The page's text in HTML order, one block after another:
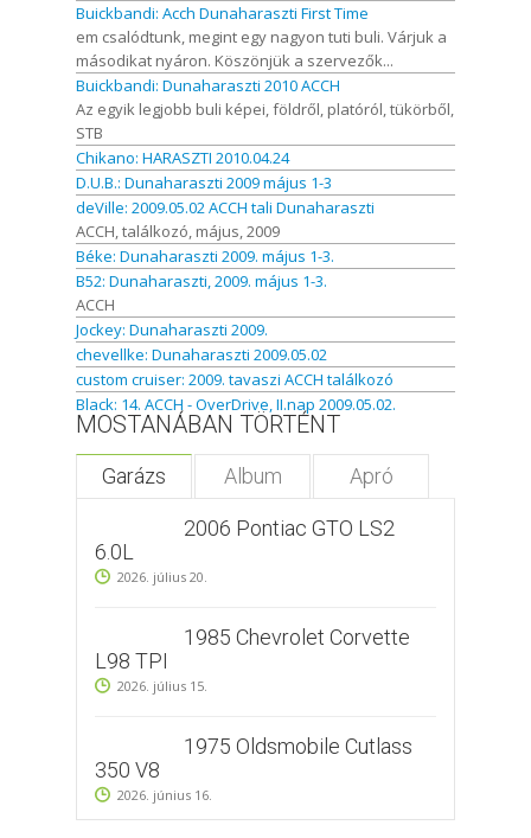
Buickbandi: Acch Dunaharaszti First Time
em csalódtunk, megint egy nagyon tuti buli. Várjuk a
másodikat nyáron. Köszönjük a szervezők...
Buickbandi: Dunaharaszti 2010 ACCH
Az egyik legjobb buli képei, földről, platóról, tükörből,
STB
Chikano: HARASZTI 2010.04.24
D.U.B.: Dunaharaszti 2009 május 1-3
deVille: 2009.05.02 ACCH tali Dunaharaszti
ACCH, találkozó, május, 2009
Béke: Dunaharaszti 2009. május 1-3.
B52: Dunaharaszti, 2009. május 1-3.
ACCH
Jockey: Dunaharaszti 2009.
chevellke: Dunaharaszti 2009.05.02
custom cruiser: 2009. tavaszi ACCH találkozó
Black: 14. ACCH - OverDrive, II.nap 2009.05.02.
MOSTANÁBAN TÖRTÉNT
Garázs Album Apró
2006 Pontiac GTO LS2
6.0L
2026. július 20.
1985 Chevrolet Corvette
L98 TPI
2026. július 15.
1975 Oldsmobile Cutlass
350 V8
2026. június 16.